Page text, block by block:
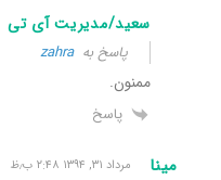
سعید/مدیریت آی تی
پاسخ بهzahra
ممنون.
پاسخ
مینا مرداد ۳۱, ۱۳۹۴ ۲:۴۸ ب٫ظ